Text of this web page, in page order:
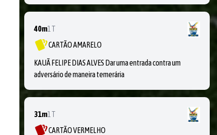
40m1T
CARTÃO AMARELO
KAUÃ FELIPE DIAS ALVES Dar uma entrada contra um
adversário de maneira temerária
31m1T
CARTÃO VERMELHO